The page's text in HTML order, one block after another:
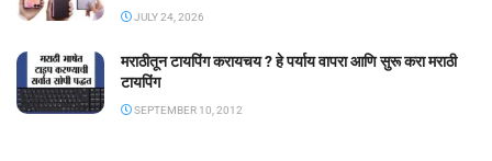
JULY 24, 2026
मराठीतून टायपिंग करायचय ? हे पर्याय वापरा आणि सुरू करा मराठी
टायपिंग
SEPTEMBER 10, 2012